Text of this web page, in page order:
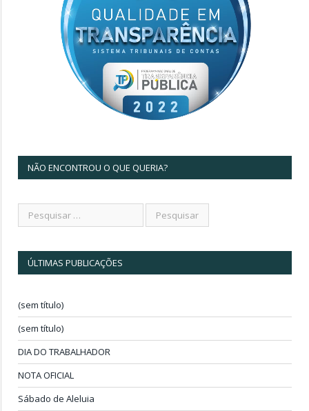
NÃO ENCONTROU O QUE QUERIA?
ÚLTIMAS PUBLICAÇÕES
(sem título)
(sem título)
DIA DO TRABALHADOR
NOTA OFICIAL
Sábado de Aleluia